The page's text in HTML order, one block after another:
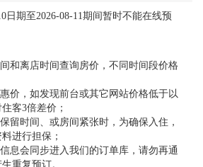
日期至2026-08-11期间暂时不能在线预
和离店时间查询房价，不同时间段价格
价，如发现前台或其它网站价格低于以
客3倍差价；
留时间、或房间紧张时，为确保入住，
进行担保；
息会同步进入我们的订单库，请勿再通
重复预订。